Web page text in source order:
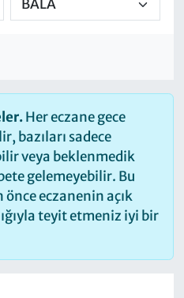
Her eczane gece
bazıları sadece
veya beklenmedik
gelemeyebilir. Bu
eczanenin açık
teyit etmeniz iyi bir